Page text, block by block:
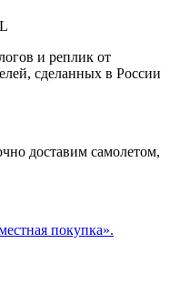
и реплик от
сделанных в России
доставим самолетом,
покупка».